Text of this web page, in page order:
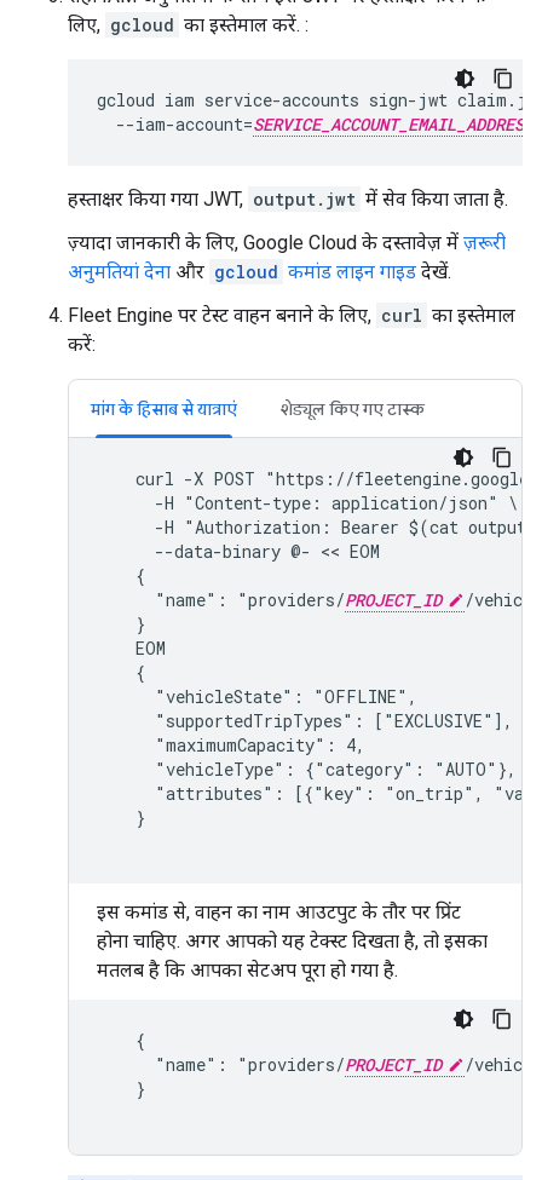
लिए, gcloud का इस्तेमाल करें. :
gcloud iam service-accounts sign-jwt
--iam-account=SERVICE_ACCOUNT_EMAIL_ADDRESS
हस्ताक्षर किया गया JWT, output.jwt में सेव किया जाता है.
ज़्यादा जानकारी के लिए, Google Cloud के दस्तावेज़ में ज़रूरी
अनुमतियां देना और gcloud कमांड लाइन गाइड देखें.
Fleet Engine पर टेस्ट वाहन बनाने के लिए, curl का इस्तेमाल
करें:
मांग के हिसाब से यात्राएं शेड्यूल किए गए टास्क
curl -X POST "https://
      -H "Content-type: application/json" \
-H "Authorization: Bearer $(cat
      --data-binary @- << EOM
    {
      "name": "providers/
PROJECT_ID
/
    }
    EOM
    {
      "vehicleState": "OFFLINE",
      "supportedTripTypes": ["EXCLUSIVE"],
      "maximumCapacity": 4,
      "vehicleType": {"category": "AUTO"},
"attributes": [{"key": "on_trip",
    }
इस कमांड से, वाहन का नाम आउटपुट के तौर पर प्रिंट
होना चाहिए. अगर आपको यह टेक्स्ट दिखता है, तो इसका
मतलब है कि आपका सेटअप पूरा हो गया है.
    {
      "name": "providers/
PROJECT_ID
/
    }